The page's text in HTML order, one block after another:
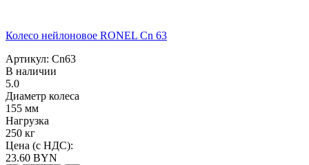
Колесо нейлоновое RONEL Cn 63
Артикул: Cn63
В наличии
5.0
Диаметр колеса
155 мм
Нагрузка
250 кг
Цена (с НДС):
23.60 BYN